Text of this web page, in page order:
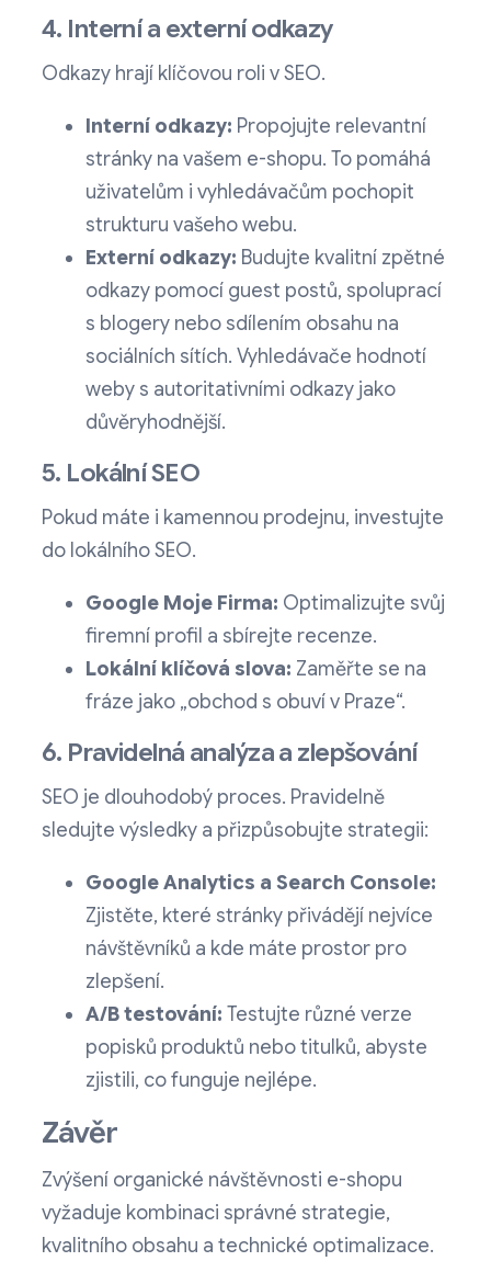
4. Interní a externí odkazy
Odkazy hrají klíčovou roli v SEO.
Interní odkazy: Propojujte relevantní
stránky na vašem e-shopu. To pomáhá
uživatelům i vyhledávačům pochopit
strukturu vašeho webu.
Externí odkazy: Budujte kvalitní zpětné
odkazy pomocí guest postů, spoluprací
s blogery nebo sdílením obsahu na
sociálních sítích. Vyhledávače hodnotí
weby s autoritativními odkazy jako
důvěryhodnější.
5. Lokální SEO
Pokud máte i kamennou prodejnu, investujte
do lokálního SEO.
Google Moje Firma: Optimalizujte svůj
firemní profil a sbírejte recenze.
Lokální klíčová slova: Zaměřte se na
fráze jako „obchod s obuví v Praze“.
6. Pravidelná analýza a zlepšování
SEO je dlouhodobý proces. Pravidelně
sledujte výsledky a přizpůsobujte strategii:
Google Analytics a Search Console:
Zjistěte, které stránky přivádějí nejvíce
návštěvníků a kde máte prostor pro
zlepšení.
A/B testování: Testujte různé verze
popisků produktů nebo titulků, abyste
zjistili, co funguje nejlépe.
Závěr
Zvýšení organické návštěvnosti e-shopu
vyžaduje kombinaci správné strategie,
kvalitního obsahu a technické optimalizace.